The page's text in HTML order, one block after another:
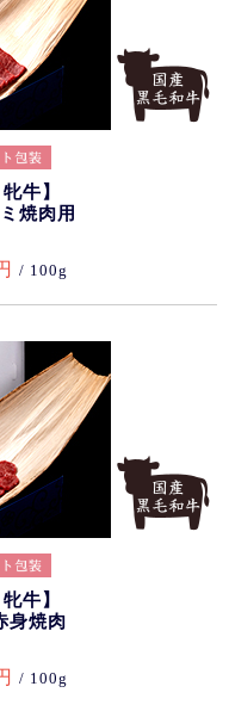
牛】
焼肉用
/ 100g
牛】
身焼肉
/ 100g